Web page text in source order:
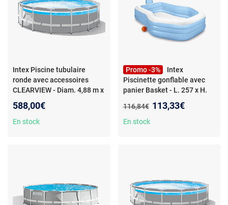
Intex Piscine tubulaire
ronde avec accessoires
CLEARVIEW - Diam. 4,88 m x
Piscine tubulaire ronde avec
accessoires CLEARVIEW -
588,00€
En stock
Promo -3%
Intex
Piscinette gonflable avec
panier Basket - L. 257 x H.
Piscinette gonflable avec
panier Basket - L. 257 x H.
Ancien prix :
116,84€ Nouveau prix :
113,33€
En stock